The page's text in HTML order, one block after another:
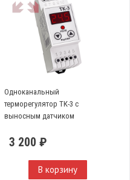
Одноканальный
терморегулятор ТК-3 с
выносным датчиком
3 200 ₽
В корзину